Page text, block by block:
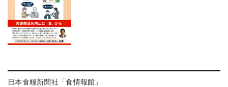
日本食糧新聞社「食情報館」